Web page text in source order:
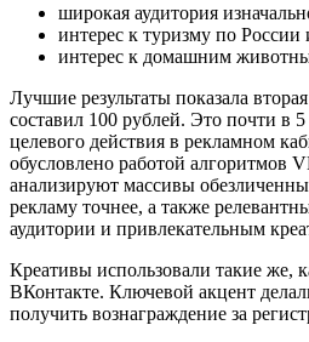
широкая аудитория
интерес к туризму по
интерес к домашним
Лучшие результаты показала
составил 100 рублей. Это почти в
целевого действия в рекламном
обусловлено работой алгоритмов
анализируют массивы
рекламу точнее, а также
аудитории и привлекательным
Креативы использовали такие же,
ВКонтакте. Ключевой акцент
получить вознаграждение за